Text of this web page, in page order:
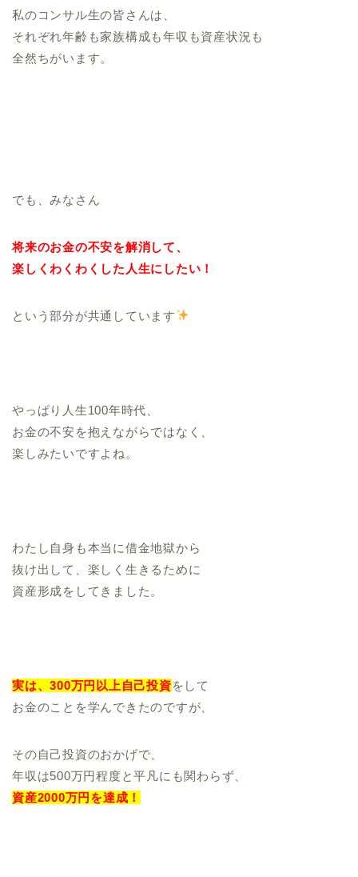
私のコンサル生の皆さんは、
それぞれ年齢も家族構成も年収も資産状況も
全然ちがいます。
でも、みなさん
将来のお金の不安を解消して、
楽しくわくわくした人生にしたい！
という部分が共通しています
やっぱり人生100年時代、
お金の不安を抱えながらではなく、
楽しみたいですよね。
わたし自身も本当に借金地獄から
抜け出して、楽しく生きるために
資産形成をしてきました。
実は、300万円以上自己投資をして
お金のことを学んできたのですが、
その自己投資のおかげで、
年収は500万円程度と平凡にも関わらず、
資産2000万円を達成！